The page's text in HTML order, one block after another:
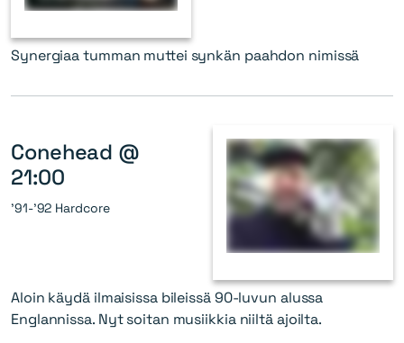
Synergiaa tumman muttei synkän paahdon nimissä
Conehead @
21:00
'91-'92 Hardcore
Aloin käydä ilmaisissa bileissä 90-luvun alussa
Englannissa. Nyt soitan musiikkia niiltä ajoilta.